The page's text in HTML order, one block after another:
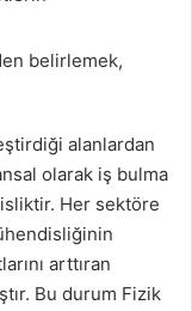
belirlemek,
alanlardan
olarak iş bulma
Her sektöre
arttıran
Bu durum Fizik